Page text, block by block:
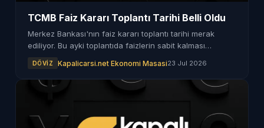
TCMB Faiz Kararı Toplantı Tarihi Belli Oldu
Merkez Bankası'nın faiz kararı toplantı tarihi merak
ediliyor. Bu ayki toplantıda faizlerin sabit kalması
DÖVIZ Kapalicarsi.net Ekonomi Masasi23 Jul 2026